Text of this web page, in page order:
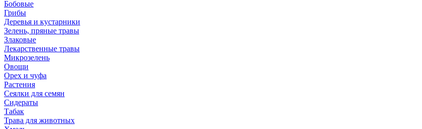
Бобовые
Грибы
Деревья и кустарники
Зелень, пряные травы
Злаковые
Лекарственные травы
Микрозелень
Овощи
Орех и чуфа
Растения
Сеялки для семян
Сидераты
Табак
Трава для животных